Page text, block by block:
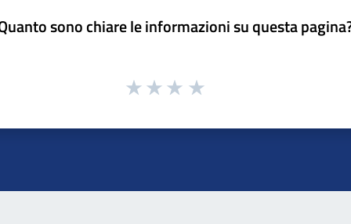
sono chiare le informazioni su questa